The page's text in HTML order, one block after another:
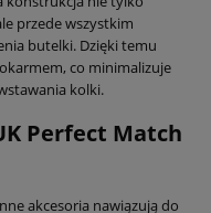
przede wszystkim
butelki. Dzięki temu
co minimalizuje
kolki.
Perfect Match
akcesoria nawiązują do